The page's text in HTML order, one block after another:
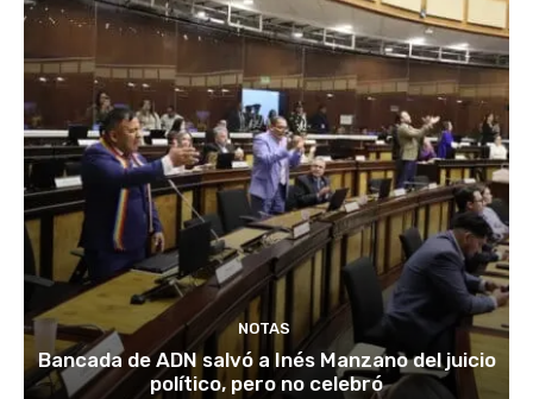
NOTAS
Bancada de ADN salvó a Inés Manzano del juicio
político, pero no celebró